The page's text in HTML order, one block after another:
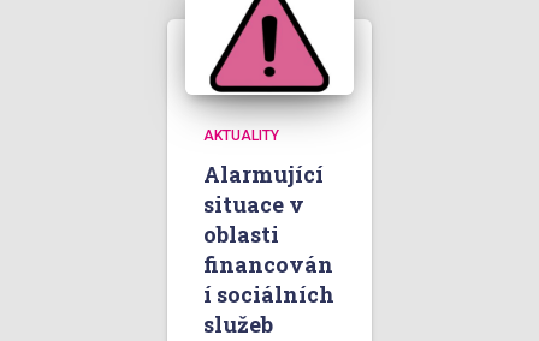
AKTUALITY
Alarmující
situace v
oblasti
financován
í sociálních
služeb